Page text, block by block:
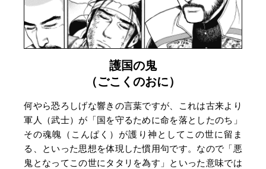
護国の鬼
（ごこくのおに）
何やら恐ろしげな響きの言葉ですが、これは古来より
軍人（武士）が「国を守るために命を落としたのち」
その魂魄（こんぱく）が護り神としてこの世に留ま
る、といった思想を体現した慣用句です。なので「悪
鬼となってこの世にタタリを為す」といった意味では